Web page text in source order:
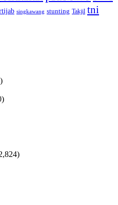
singkawang stunting Takjil tni